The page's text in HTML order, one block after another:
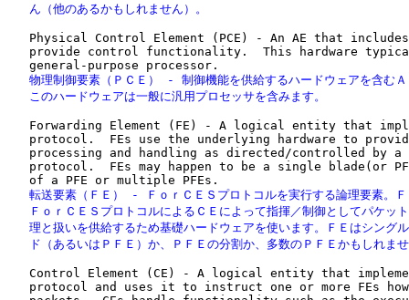
   ん（他のあるかもしれません）。
Physical Control Element (PCE) - An AE that
provide control functionality.  This hardware
物理制御要素（ＰＣＥ） - 制御機能を供給するハードウェアを含む
   このハードウェアは一般に汎用プロセッサを含みます。
Forwarding Element (FE) - A logical entity that
protocol.  FEs use the underlying hardware to
processing and handling as directed/controlled by a
protocol.  FEs may happen to be a single blade(or
転送要素（ＦＥ） - ＦｏｒＣＥＳプロトコルを実行する論理要素。
ＦｏｒＣＥＳプロトコルによるＣＥによって指揮／制御としてパケッ
理と扱いを供給するため基礎ハードウェアを使います。ＦＥはシング
ド（あるいはＰＦＥ）か、ＰＦＥの分割か、多数のＰＦＥかもしれま
Control Element (CE) - A logical entity that
protocol and uses it to instruct one or more FEs